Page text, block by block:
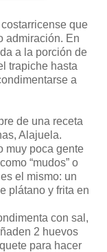
que
admiración. En
a la porción de
trapiche hasta
a
de una receta
Alajuela.
muy poca gente
“mudos” o
el mismo: un
plátano y frita en
con sal,
2 huevos
para hacer